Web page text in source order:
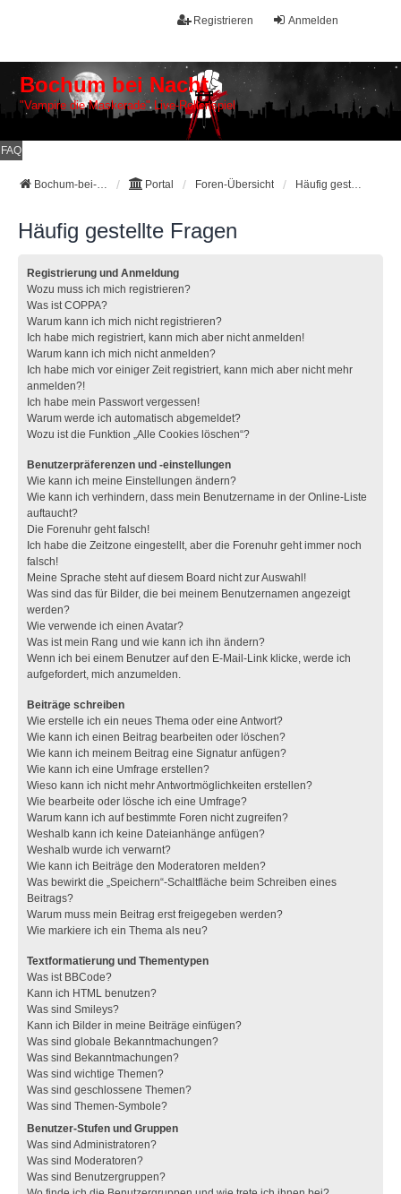
Anmelden
Registrieren
Bochum bei Nacht
"Vampire die Maskerade" Live-Rollenspiel
FAQ
Bochum-bei-Nacht Galerie Portal Foren-Übersicht
Häufig gestellte Fragen
Registrierung und Anmeldung
Wozu muss ich mich registrieren?
Was ist COPPA?
Warum kann ich mich nicht registrieren?
Ich habe mich registriert, kann mich aber nicht anmelden!
Warum kann ich mich nicht anmelden?
Ich habe mich vor einiger Zeit registriert, kann mich aber nicht mehr
anmelden?!
Ich habe mein Passwort vergessen!
Warum werde ich automatisch abgemeldet?
Wozu ist die Funktion „Alle Cookies löschen“?
Benutzerpräferenzen und -einstellungen
Wie kann ich meine Einstellungen ändern?
Wie kann ich verhindern, dass mein Benutzername in der Online-Liste
auftaucht?
Die Forenuhr geht falsch!
Ich habe die Zeitzone eingestellt, aber die Forenuhr geht immer noch
falsch!
Meine Sprache steht auf diesem Board nicht zur Auswahl!
Was sind das für Bilder, die bei meinem Benutzernamen angezeigt
werden?
Wie verwende ich einen Avatar?
Was ist mein Rang und wie kann ich ihn ändern?
Wenn ich bei einem Benutzer auf den E-Mail-Link klicke, werde ich
aufgefordert, mich anzumelden.
Beiträge schreiben
Wie erstelle ich ein neues Thema oder eine Antwort?
Wie kann ich einen Beitrag bearbeiten oder löschen?
Wie kann ich meinem Beitrag eine Signatur anfügen?
Wie kann ich eine Umfrage erstellen?
Wieso kann ich nicht mehr Antwortmöglichkeiten erstellen?
Wie bearbeite oder lösche ich eine Umfrage?
Warum kann ich auf bestimmte Foren nicht zugreifen?
Weshalb kann ich keine Dateianhänge anfügen?
Weshalb wurde ich verwarnt?
Wie kann ich Beiträge den Moderatoren melden?
Was bewirkt die „Speichern“-Schaltfläche beim Schreiben eines
Beitrags?
Warum muss mein Beitrag erst freigegeben werden?
Wie markiere ich ein Thema als neu?
Textformatierung und Thementypen
Was ist BBCode?
Kann ich HTML benutzen?
Was sind Smileys?
Kann ich Bilder in meine Beiträge einfügen?
Was sind globale Bekanntmachungen?
Was sind Bekanntmachungen?
Was sind wichtige Themen?
Was sind geschlossene Themen?
Was sind Themen-Symbole?
Benutzer-Stufen und Gruppen
Was sind Administratoren?
Was sind Moderatoren?
Was sind Benutzergruppen?